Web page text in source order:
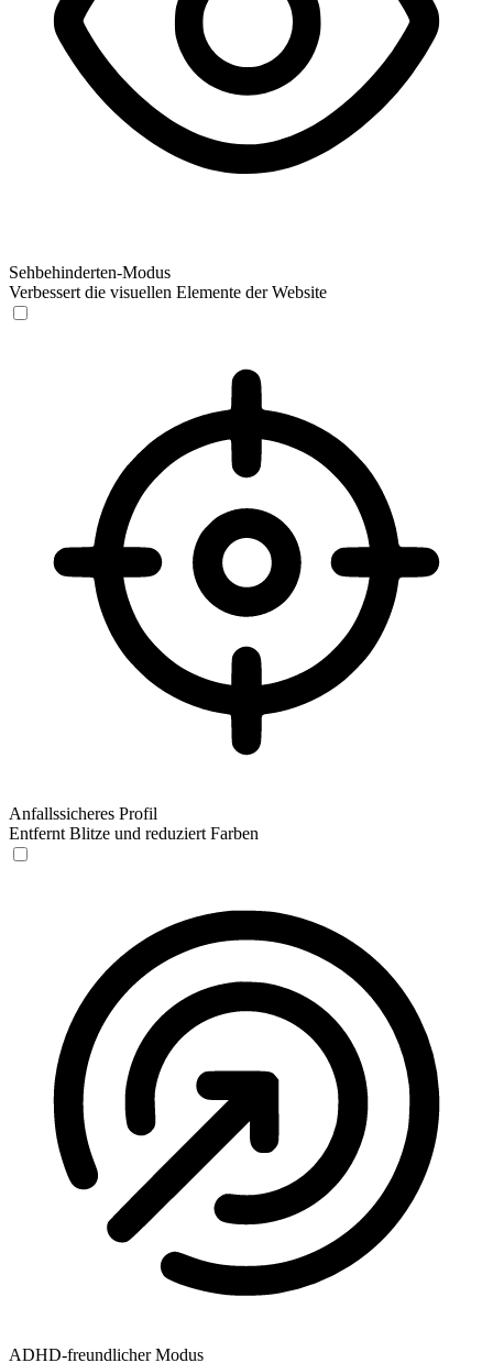
Sehbehinderten-Modus
Verbessert die visuellen Elemente der Website
Anfallssicheres Profil
Entfernt Blitze und reduziert Farben
ADHD-freundlicher Modus